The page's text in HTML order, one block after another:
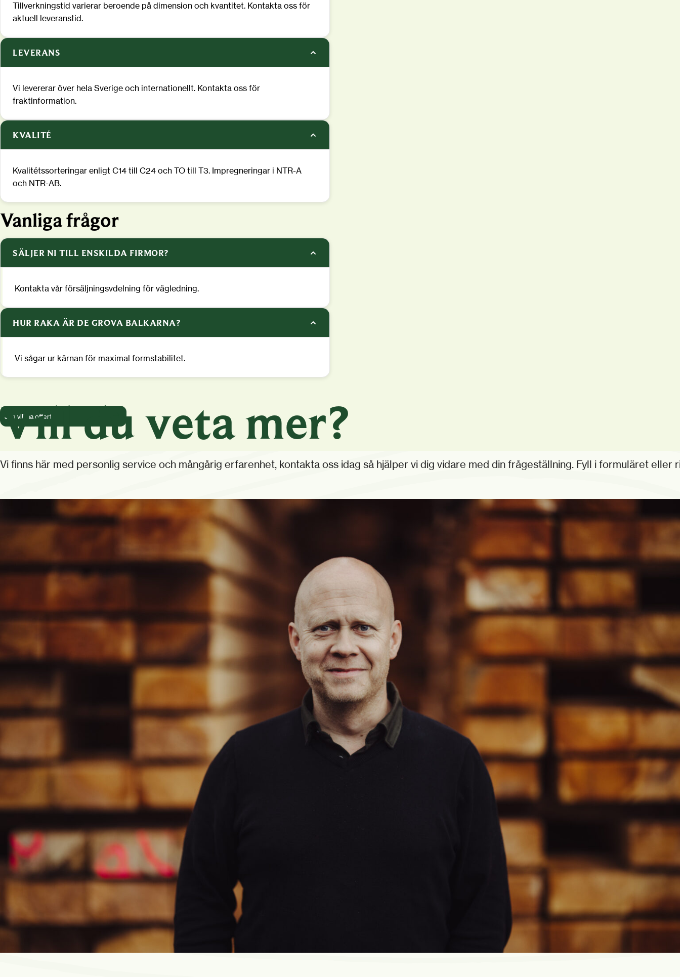
Tillverkningstid varierar beroende på dimension och kvantitet. Kontakta oss för
aktuell leveranstid.
LEVERANS
Vi levererar över hela Sverige och internationellt. Kontakta oss för
fraktinformation.
KVALITÉ
Kvalitétssorteringar enligt C14 till C24 och TO till T3. Impregneringar i NTR-A
och NTR-AB.
Vanliga frågor
SÄLJER NI TILL ENSKILDA FIRMOR?
Kontakta vår försäljningsvdelning för vägledning.
HUR RAKA ÄR DE GROVA BALKARNA?
Vi sågar ur kärnan för maximal formstabilitet.
Jag vill ha offert
Vill du veta mer?
Vi finns här med personlig service och mångårig erfarenhet, kontakta oss idag så hjälper vi dig vidare med din frågeställning. Fyll i formuläret eller